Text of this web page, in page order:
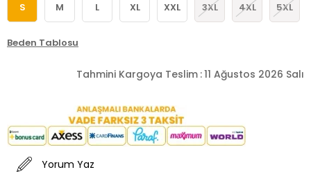
S M L XL XXL 3XL 4XL 5XL
Beden Tablosu
Tahmini Kargoya Teslim :11 Ağustos 2026 Salı
Yorum Yaz